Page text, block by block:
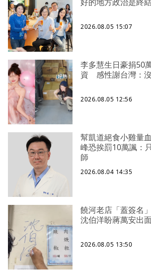
2026.08.05 15:07
李多慧生日豪捐50
資 感性謝台灣：
2026.08.05 12:56
幫凱道絕食小雞量
峰恐挨罰10萬諷：
師
2026.08.04 14:35
饒河老店「蓋簽名
沈伯洋盼蔣萬安出
2026.08.05 13:50